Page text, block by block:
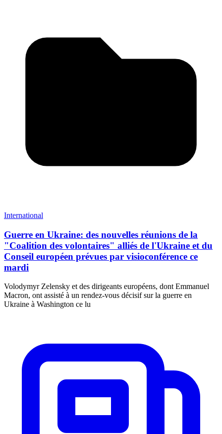
International
Guerre en Ukraine: des nouvelles réunions de la
"Coalition des volontaires" alliés de l'Ukraine et du
Conseil européen prévues par visioconférence ce
mardi
Volodymyr Zelensky et des dirigeants européens, dont Emmanuel
Macron, ont assisté à un rendez-vous décisif sur la guerre en
Ukraine à Washington ce lu